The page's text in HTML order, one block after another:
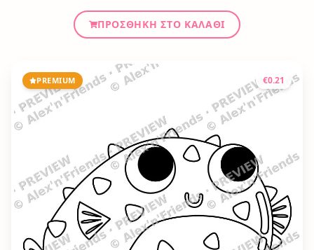
ΠΡΟΣΘΉΚΗ ΣΤΟ ΚΑΛΆΘΙ
PREMIUM €0.21